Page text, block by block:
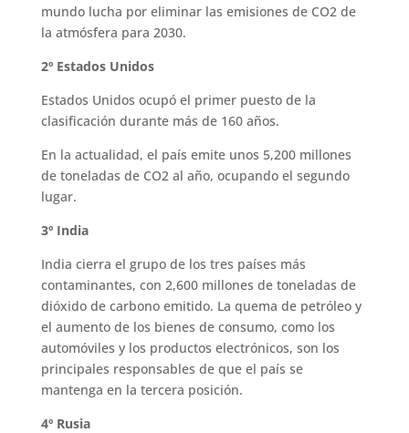
mundo lucha por eliminar las emisiones de CO2 de
la atmósfera para 2030.
2º Estados Unidos
Estados Unidos ocupó el primer puesto de la
clasificación durante más de 160 años.
En la actualidad, el país emite unos 5,200 millones
de toneladas de CO2 al año, ocupando el segundo
lugar.
3º India
India cierra el grupo de los tres países más
contaminantes, con 2,600 millones de toneladas de
dióxido de carbono emitido. La quema de petróleo y
el aumento de los bienes de consumo, como los
automóviles y los productos electrónicos, son los
principales responsables de que el país se
mantenga en la tercera posición.
4º Rusia